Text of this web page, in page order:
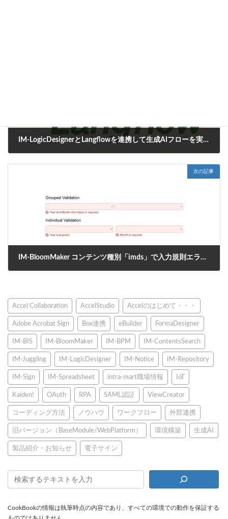
IM-LogicDesignerとLangflowを連携して生成AIフローを実行する
次の記事
IM-BloomMaker コンテンツ種別「imds」で入力規則エラーを設定する方法
Accel Collaboration AccelStudio Accelのはじめて・・・
Adobe Acrobat Sign Box連携 eBuilder FormaDesigner
IM-BIS IM-BloomMaker IM-BPM IM-ContentsSearch
IM-Juggling IM-LogicDesigner IM-Notice IM-Repository
IM-Sign IM-Spreadsheet intra-mart職場情報 IoT
Kaiden! OAuth RPA SAML認証 ViewCreator
コーディング方法 ノウハウ ワークフロー 外部連携
旧バージョン（BaseModule/WebPlatform） 環境構築 生成AI
製品紹介・お知らせ 電子サイン
CookBookの情報は執筆時点の内容であり、すべての環境での動作を保証する